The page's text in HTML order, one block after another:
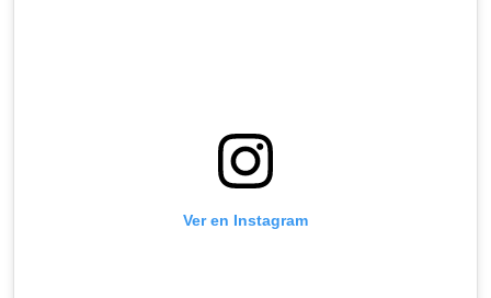
Ver en Instagram